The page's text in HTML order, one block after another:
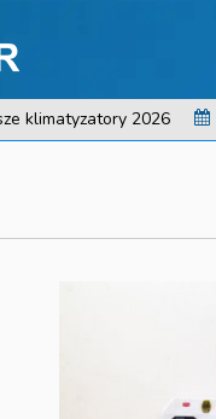
klimatyzatory 2026